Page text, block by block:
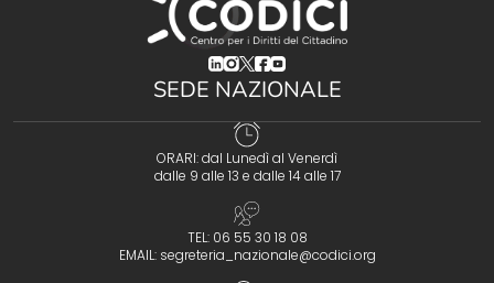
(opens in a new tab)
(opens in a new tab)
(opens in a new tab)
(opens in a new tab)
(opens in a new tab)
SEDE NAZIONALE
ORARI: dal Lunedì al Venerdì
dalle 9 alle 13 e dalle 14 alle 17
TEL: 06 55 30 18 08
EMAIL: segreteria_nazionale@codici.org